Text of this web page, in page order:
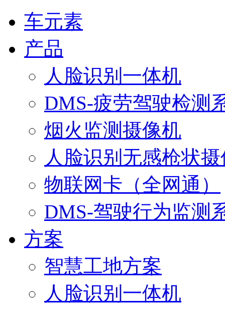
车元素
产品
人脸识别一体机
DMS-疲劳驾驶检测
烟火监测摄像机
人脸识别无感枪状
物联网卡（全网通）
DMS-驾驶行为监测
方案
智慧工地方案
人脸识别一体机